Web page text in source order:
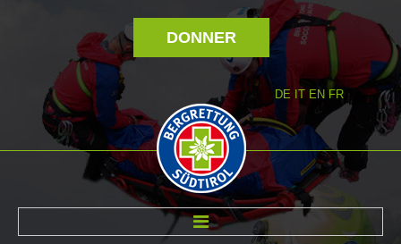
DONNER
DE IT EN FR